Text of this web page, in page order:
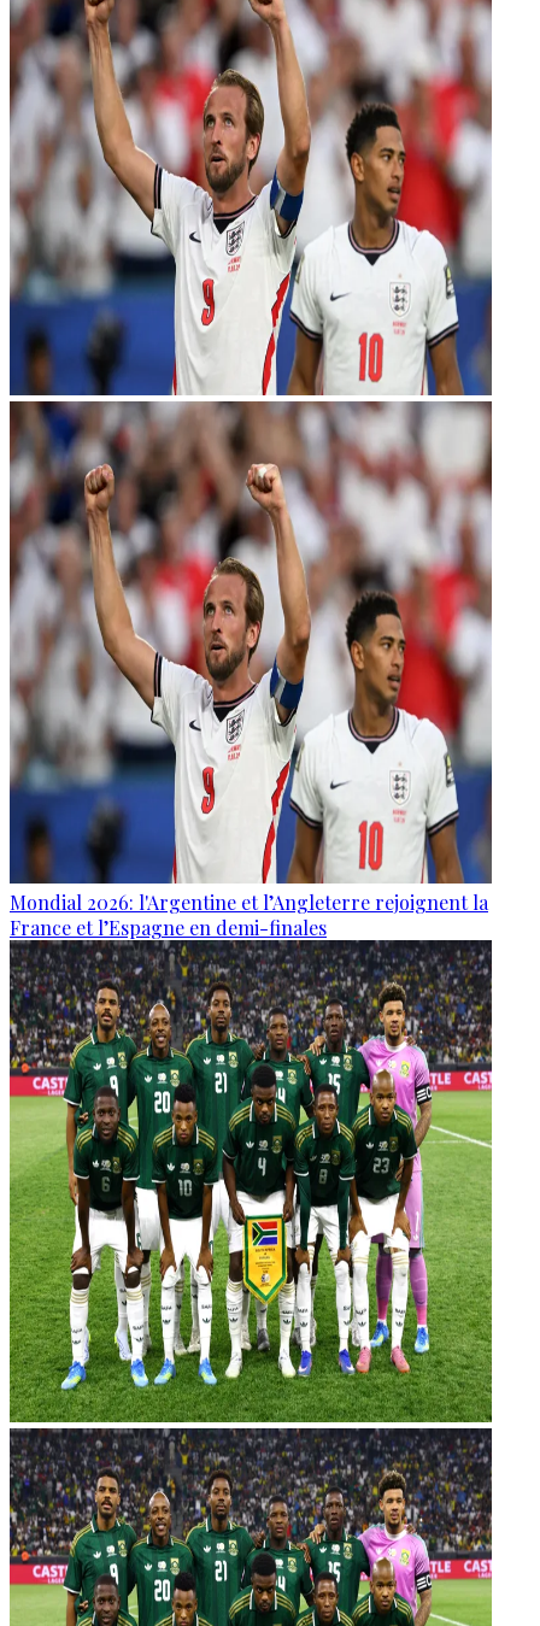
Mondial 2026: l'Argentine et l’Angleterre rejoignent la
France et l’Espagne en demi-finales